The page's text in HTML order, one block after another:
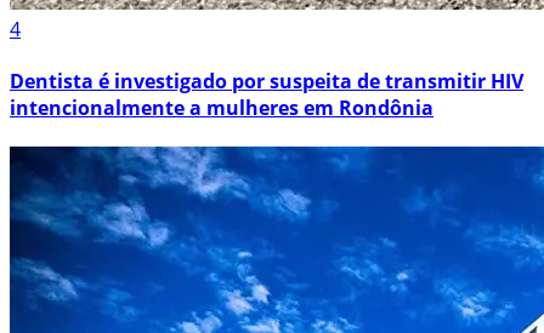
4
Dentista é investigado por suspeita de transmitir HIV
intencionalmente a mulheres em Rondônia